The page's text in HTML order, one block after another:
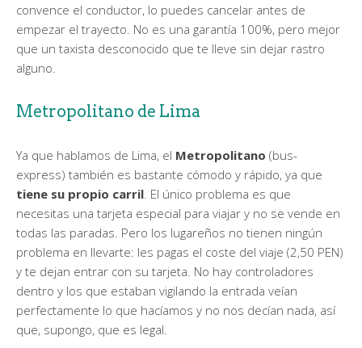
convence el conductor, lo puedes cancelar antes de
empezar el trayecto. No es una garantía 100%, pero mejor
que un taxista desconocido que te lleve sin dejar rastro
alguno.
Metropolitano de Lima
Ya que hablamos de Lima, el Metropolitano (bus-
express) también es bastante cómodo y rápido, ya que
tiene su propio carril. El único problema es que
necesitas una tarjeta especial para viajar y no se vende en
todas las paradas. Pero los lugareños no tienen ningún
problema en llevarte: les pagas el coste del viaje (2,50 PEN)
y te dejan entrar con su tarjeta. No hay controladores
dentro y los que estaban vigilando la entrada veían
perfectamente lo que hacíamos y no nos decían nada, así
que, supongo, que es legal.